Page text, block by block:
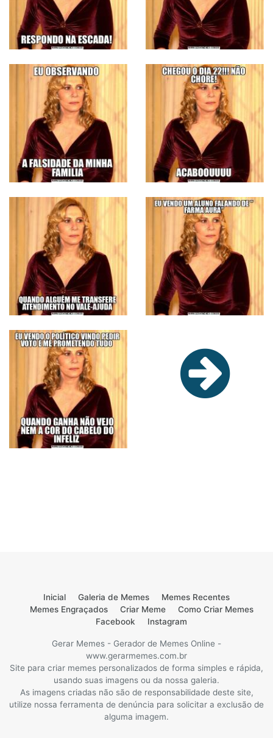
Inicial Galeria de Memes
Memes Recentes
Memes Engraçados
Criar Meme
Como Criar Memes
Facebook
Instagram
Gerar Memes - Gerador de Memes Online -
www.gerarmemes.com.br
Site para criar memes personalizados de forma simples e rápida,
usando suas imagens ou da nossa galeria.
As imagens criadas não são de responsabilidade deste site,
utilize nossa ferramenta de denúncia para solicitar a exclusão de
alguma imagem.